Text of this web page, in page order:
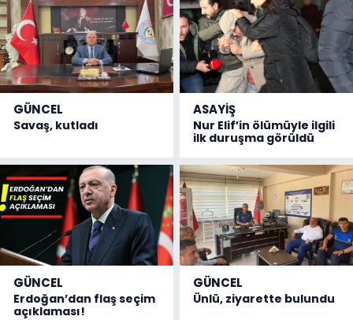
GÜNCEL
Savaş, kutladı
ASAYİŞ
Nur Elif’in ölümüyle ilgili
ilk duruşma görüldü
GÜNCEL
Erdoğan’dan flaş seçim
açıklaması!
GÜNCEL
Ünlü, ziyarette bulundu